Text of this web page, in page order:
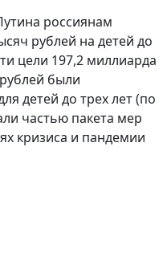
россиянам
рублей на детей до
цели 197,2 миллиарда
были
детей до трех лет (по
частью пакета мер
кризиса и пандемии